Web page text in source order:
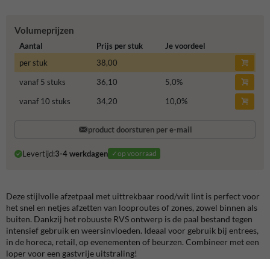
Volumeprijzen
Aantal Prijs per stuk
Je voordeel
per stuk
38,00
vanaf 5 stuks
36,10 5,0%
vanaf 10 stuks
34,20 10,0%
product doorsturen per e-mail
Levertijd:3-4 werkdagen ✓op voorraad
Deze stijlvolleafzetpaal met uittrekbaar rood/wit lint is perfect voor
het snel en netjes afzetten van looproutes of zones, zowel binnen als
buiten. Dankzij het robuuste RVS ontwerp is de paal bestand tegen
intensief gebruik en weersinvloeden. Ideaal voor gebruik bij entrees,
in de horeca, retail, op evenementen of beurzen. Combineer met een
loper voor een gastvrije uitstraling!